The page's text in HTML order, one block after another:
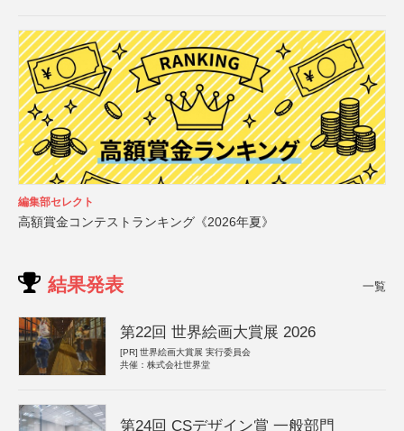
編集部セレクト
高額賞金コンテストランキング《2026年夏》
結果発表 一覧
第22回 世界絵画大賞展 2026
[PR] 世界絵画大賞展 実行委員会
共催：株式会社世界堂
第24回 CSデザイン賞 一般部門